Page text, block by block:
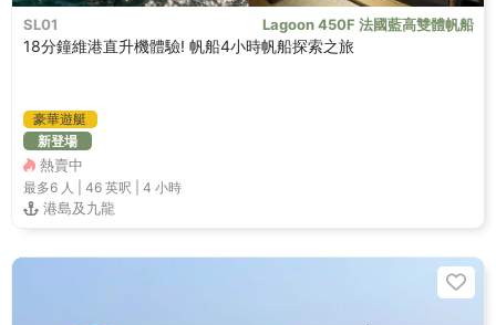
SL01 Lagoon 450F 法國藍高雙體帆船
18分鐘維港直升機體驗! 帆船4小時帆船探索之旅
豪華遊艇
新登場
熱賣中
最多6人 | 46 英呎 4 小時
港島及九龍